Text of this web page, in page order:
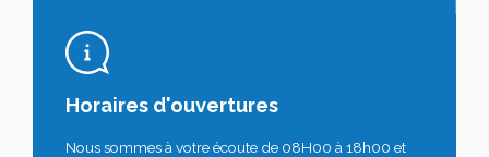
Horaires d'ouvertures
Nous sommes à votre écoute de 08H00 à 18h00 et